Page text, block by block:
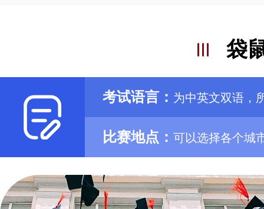
袋
考试语言： 为中英文双语，
比赛地点： 可以选择各个城